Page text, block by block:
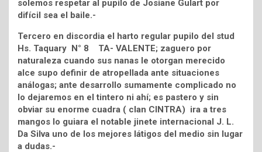
solemos respetar al pupilo de Josiane Gulart por
difícil sea el baile.-
Tercero en discordia el harto regular pupilo del stud
Hs. Taquary N° 8 TA- VALENTE; zaguero por
naturaleza cuando sus nanas le otorgan merecido
alce supo definir de atropellada ante situaciones
análogas; ante desarrollo sumamente complicado no
lo dejaremos en el tintero ni ahí; es pastero y sin
obviar su enorme cuadra ( clan CINTRA) ira a tres
mangos lo guiara el notable jinete internacional J. L.
Da Silva uno de los mejores látigos del medio sin lugar
a dudas.-